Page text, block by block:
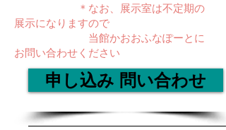
＊なお、展示室は不定期の
展示になりますので
当館かおおふなぽーとに
お問い合わせください
申し込み 問い合わせ